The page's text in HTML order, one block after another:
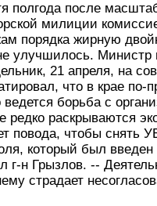
полгода после
милиции
порядка жирную
улучшилось. Министр
21 апреля, на
что в крае по-
ведется борьба с
редко раскрываются
повода, чтобы снять
который был
г-н Грызлов. --
страдает